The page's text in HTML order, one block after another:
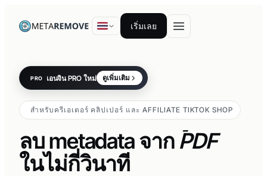
เริ่มเลย
PRO เอนจิน PRO ใหม่ ดูเพิ่มเติม
สำหรับครีเอเตอร์ คลิปเปอร์ และ AFFILIATE TIKTOK SHOP
ลบ metadata จาก
วิดีโอ
รูปภาพ
PDF
เอกสาร ในไม่กี่วินาที